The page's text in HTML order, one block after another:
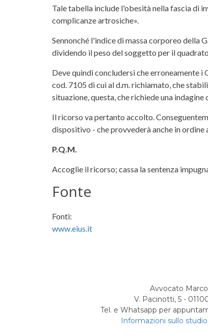
Tale tabella include l'obesità nella fascia di
complicanze artrosiche».
Sennonché l'indice di massa corporeo della
dividendo il peso del soggetto per il
Deve quindi concludersi che erroneamente i
cod. 7105 di cui al d.m. richiamato, che
situazione, questa, che richiede una
Il ricorso va pertanto accolto.
dispositivo - che provvederà anche in ordine
P.Q.M.
Accoglie il ricorso; cassa la sentenza
Fonte
Fonti:
www.eius.it
Avvocato
V. Pacinotti, 5 -
Tel. e Whatsapp per
Informazioni sullo